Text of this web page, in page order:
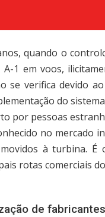
quando o
1 em voos,
se verifica devido
do
por pessoas
no mercado
à turbina. É
rotas comerciais
de